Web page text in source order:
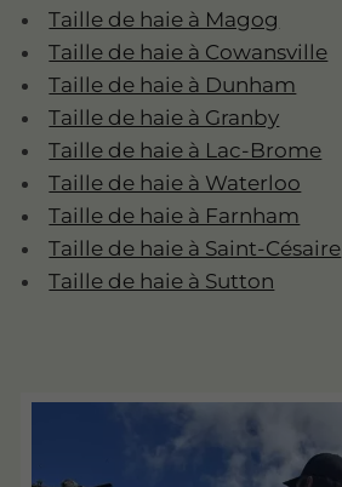
Taille de haie à Magog
Taille de haie à Cowansville
Taille de haie à Dunham
Taille de haie à Granby
Taille de haie à Lac-Brome
Taille de haie à Waterloo
Taille de haie à Farnham
Taille de haie à Saint-Césaire
Taille de haie à Sutton